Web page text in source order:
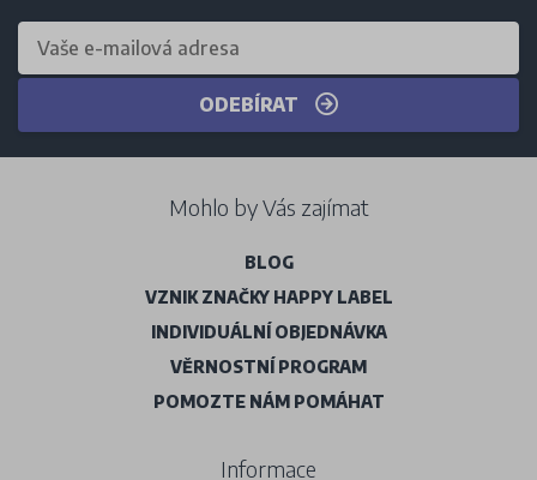
ODEBÍRAT
Mohlo by Vás zajímat
BLOG
VZNIK ZNAČKY HAPPY LABEL
INDIVIDUÁLNÍ OBJEDNÁVKA
VĚRNOSTNÍ PROGRAM
POMOZTE NÁM POMÁHAT
Informace